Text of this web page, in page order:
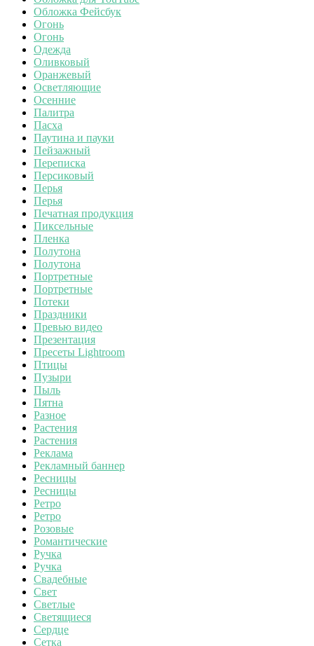
Обложка Фейсбук
Огонь
Огонь
Одежда
Оливковый
Оранжевый
Осветляющие
Осенние
Палитра
Пасха
Паутина и пауки
Пейзажный
Переписка
Персиковый
Перья
Перья
Печатная продукция
Пиксельные
Пленка
Полутона
Полутона
Портретные
Портретные
Потеки
Праздники
Превью видео
Презентация
Пресеты Lightroom
Птицы
Пузыри
Пыль
Пятна
Разное
Растения
Растения
Реклама
Рекламный баннер
Ресницы
Ресницы
Ретро
Ретро
Розовые
Романтические
Ручка
Ручка
Свадебные
Свет
Светлые
Светящиеся
Сердце
Сетка